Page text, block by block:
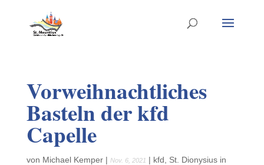
Vorweihnachtliches
Basteln der kfd
Capelle
von Michael Kemper| Nov. 6, 2021 | kfd
St. Dionysius in